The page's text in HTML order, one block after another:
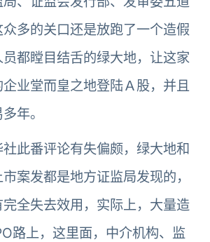
多的关口还是放跑了一个造假
都瞠目结舌的绿大地，让这家
业堂而皇之地登陆Ａ股，并且
年。
此番评论有失偏颇，绿大地和
案发都是地方证监局发现的，
全失去效用，实际上，大量造
路上，这里面，中介机构、监